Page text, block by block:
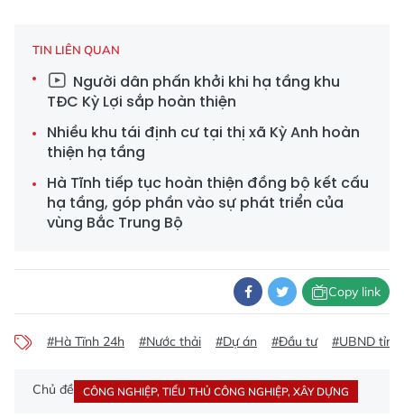
TIN LIÊN QUAN
Người dân phấn khởi khi hạ tầng khu
TĐC Kỳ Lợi sắp hoàn thiện
Nhiều khu tái định cư tại thị xã Kỳ Anh hoàn
thiện hạ tầng
Hà Tĩnh tiếp tục hoàn thiện đồng bộ kết cấu
hạ tầng, góp phần vào sự phát triển của
vùng Bắc Trung Bộ
Copy link
#Hà Tĩnh 24h #Nước thải #Dự án #Đầu tư #UBND tỉnh
Chủ đề CÔNG NGHIỆP, TIỂU THỦ CÔNG NGHIỆP, XÂY DỰNG